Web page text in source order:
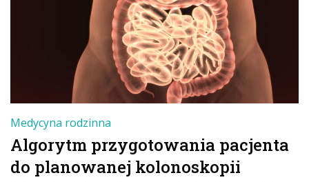
Medycyna rodzinna
Algorytm przygotowania pacjenta
do planowanej kolonoskopii